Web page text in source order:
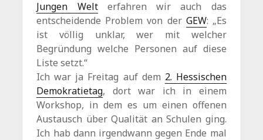
Jungen Welterfahren wir auch das
entscheidende Problem von der GEW: „Es
ist völlig unklar, wer mit welcher
Begründung welche Personen auf diese
Liste setzt.“
Ich war ja Freitag auf dem 2. Hessischen
Demokratietag, dort war ich in einem
Workshop, in dem es um einen offenen
Austausch über Qualität an Schulen ging.
Ich hab dann irgendwann gegen Ende mal